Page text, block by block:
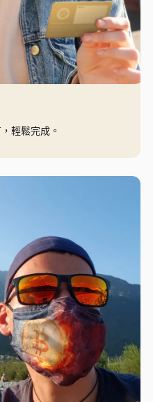
輕鬆完成。